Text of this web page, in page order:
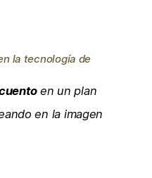
la tecnología de
en un plan
en la imagen